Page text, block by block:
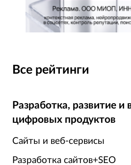
Все рейтинги
Разработка, развитие и
цифровых продуктов
Сайты и веб-сервисы
Разработка сайтов+SEO